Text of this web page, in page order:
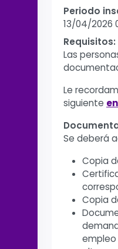
Periodo
13/04/2026
Requisitos:
Las
Le
siguiente
Se deberá
Copia
Copia